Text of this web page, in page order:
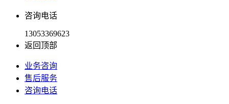
咨询电话
13053369623
返回顶部
业务咨询
售后服务
咨询电话